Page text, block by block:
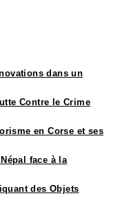
dans un
Contre le Crime
en Corse et ses
face à la
des Objets